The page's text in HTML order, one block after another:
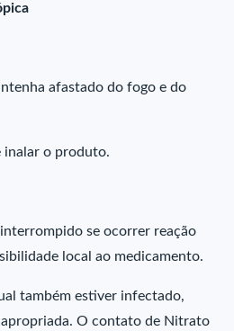
afastado do fogo e do
inalar o produto.
se ocorrer reação
local ao medicamento.
também estiver infectado,
O contato de Nitrato